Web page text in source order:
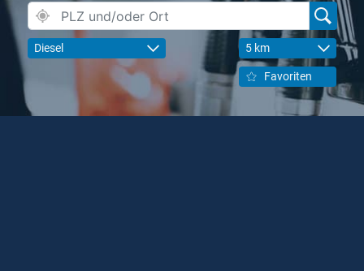
Diesel 5 km
Favoriten